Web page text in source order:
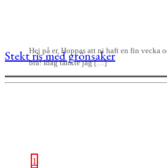
Hej på er, Hoppas att ni haft en fin vecka
bra! Idag tänkte jag […]
Stekt ris med grönsaker
1